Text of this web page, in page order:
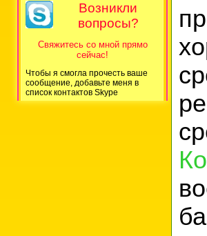
Возникли
вопросы?
Свяжитесь со мной прямо
сейчас!
Чтобы я смогла прочесть ваше
сообщение, добавьте меня в
список контактов Skype